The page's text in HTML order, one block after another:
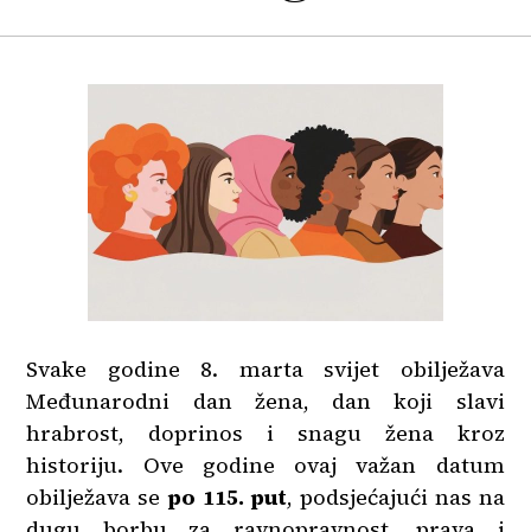
Svake godine 8. marta svijet obilježava
Međunarodni dan žena, dan koji slavi
hrabrost, doprinos i snagu žena kroz
historiju. Ove godine ovaj važan datum
obilježava se po 115. put, podsjećajući nas na